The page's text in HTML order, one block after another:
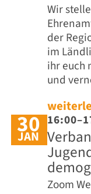
Wir
der
im
ihr euch
und
30
JAN
Zoom